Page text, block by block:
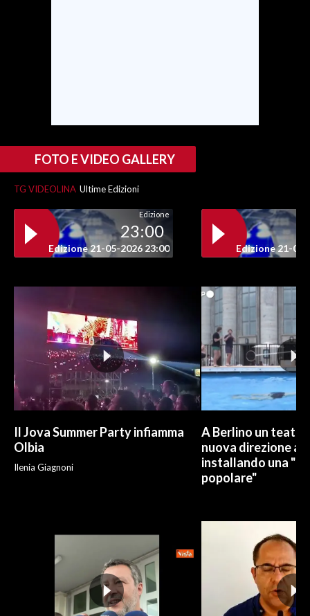
FOTO E VIDEO GALLERY
TG VIDEOLINA Ultime Edizioni
Edizione
23:00
Edizione 21-05-2026 23:00 Edizione 21-05-
Il Jova Summer Party infiamma
Olbia
Ilenia Giagnoni
A Berlino un
nuova direzione
installando una
popolare"